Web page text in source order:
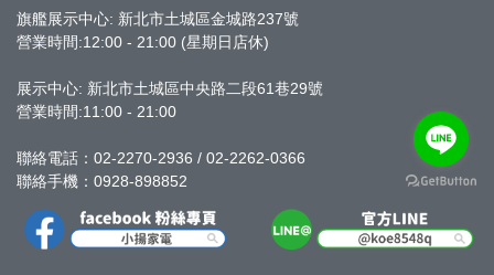
旗艦展示中心: 新北市土城區金城路237號
營業時間:12:00 - 21:00 (星期日店休)
展示中心: 新北市土城區中央路二段61巷29號
營業時間:11:00 - 21:00
聯絡電話：02-2270-2936 / 02-2262-0366
聯絡手機：0928-898852